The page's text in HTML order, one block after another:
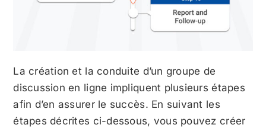
La création et la conduite d’un groupe de
discussion en ligne impliquent plusieurs étapes
afin d’en assurer le succès. En suivant les
étapes décrites ci-dessous, vous pouvez créer